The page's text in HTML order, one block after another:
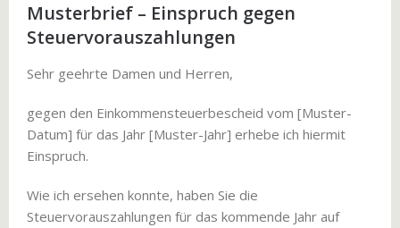
Musterbrief – Einspruch gegen
Steuervorauszahlungen
Sehr geehrte Damen und Herren,
gegen den Einkommensteuerbescheid vom [Muster-
Datum] für das Jahr [Muster-Jahr] erhebe ich hiermit
Einspruch.
Wie ich ersehen konnte, haben Sie die
Steuervorauszahlungen für das kommende Jahr auf